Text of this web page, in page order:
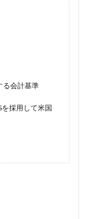
る会計基準
を採用して米国